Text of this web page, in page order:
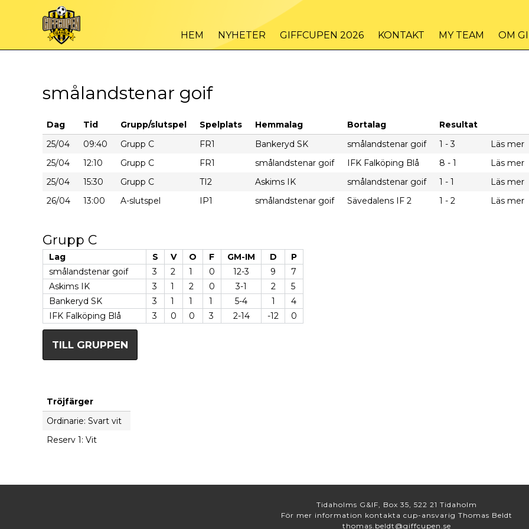
HEM NYHETER GIFFCUPEN 2026 KONTAKT MY TEAM OM
smålandstenar goif
Dag Tid Grupp/slutspel Spelplats Hemmalag Bortalag
Resultat
25/04
09:40 Grupp C FR1 Bankeryd SK smålandstenar goif 1 - 3
Läs mer
25/04
12:10 Grupp C FR1 smålandstenar goif IFK Falköping Blå 8 - 1
Läs mer
25/04
15:30 Grupp C TI2 Askims IK smålandstenar goif 1 - 1
Läs mer
26/04
13:00 A-slutspel IP1 smålandstenar goif Sävedalens IF 2 1 - 2 Läs mer
Grupp C
Lag S V O F GM-IM D
P
smålandstenar goif
3 2 1 0 12-3 9
7
Askims IK
3 1 2 0 3-1 2
5
Bankeryd SK
3 1 1 1 5-4 1
4
IFK Falköping Blå
3 0 0 3 2-14 -12 0
TILL GRUPPEN
Tröjfärger
Ordinarie: Svart vit
Reserv 1: Vit
Tidaholms G&IF, Box 35, 522 21 Tidaholm
För mer information kontakta cup-ansvarig Thomas Beldt
thomas.beldt@giffcupen.se